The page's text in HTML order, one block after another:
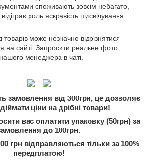
споживають зовсім небагато,
роль яскравість підсвічування
товарів може незначно відрізнятися
на сайті. Запросити реальне фото
менеджера в чаті.
замовлення від 300грн, це дозволяє
ціни на дрібні товари!
вас оплатити упаковку (50грн) за
до 100грн.
грн відправляються тільки за 100%
передплатою!